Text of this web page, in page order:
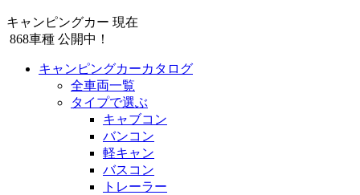
キャンピングカー 現在
868車種 公開中！
キャンピングカーカタログ
全車両一覧
タイプで選ぶ
キャブコン
バンコン
軽キャン
バスコン
トレーラー